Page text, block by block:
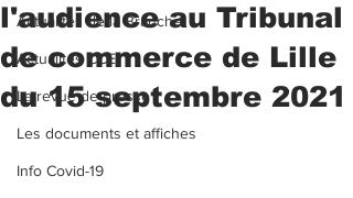
Actualités de la Branche
Actualités CCE
La revue de presse
Les documents et affiches
Info Covid-19
l'audience au Tribunal
de commerce de Lille
du 15 septembre 2021